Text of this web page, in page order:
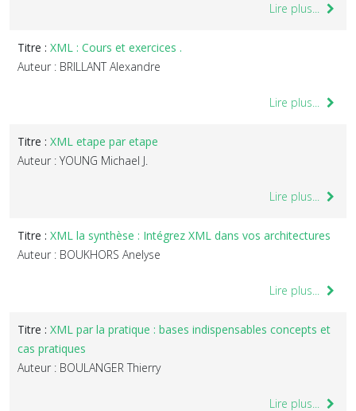
Lire plus...
Titre : XML : Cours et exercices .
Auteur : BRILLANT Alexandre
Lire plus...
Titre : XML etape par etape
Auteur : YOUNG Michael J.
Lire plus...
Titre : XML la synthèse : Intégrez XML dans vos architectures
Auteur : BOUKHORS Anelyse
Lire plus...
Titre : XML par la pratique : bases indispensables concepts et
cas pratiques
Auteur : BOULANGER Thierry
Lire plus...